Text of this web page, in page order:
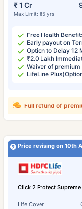
₹ 1 Cr
Max Limit: 85 yrs
Free Health
Early payout on
Option to Delay 12
₹2.0 Lakh
Waiver of premium
LifeLine
Full refund of
Price revising on 10th
Click 2 Protect Supreme
Life Cover